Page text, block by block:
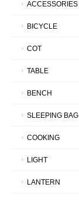
ACCESSORIES
BICYCLE
COT
TABLE
BENCH
SLEEPING BAG
COOKING
LIGHT
LANTERN